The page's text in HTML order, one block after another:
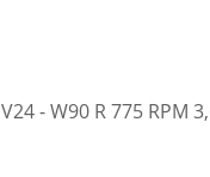
- W90 R 775 RPM